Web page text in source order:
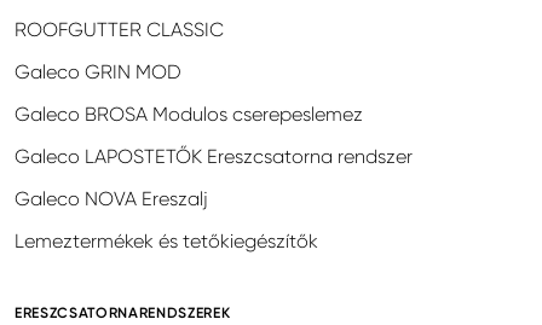
ROOFGUTTER CLASSIC
Galeco GRIN MOD
Galeco BROSA Modulos cserepeslemez
Galeco LAPOSTETŐK Ereszcsatorna rendszer
Galeco NOVA Ereszalj
Lemeztermékek és tetőkiegészítők
ERESZCSATORNARENDSZEREK